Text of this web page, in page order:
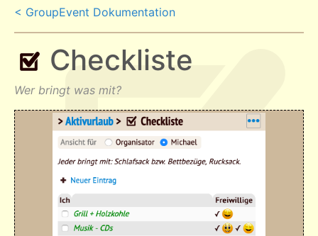
< GroupEvent Dokumentation
Checkliste
Wer bringt was mit?